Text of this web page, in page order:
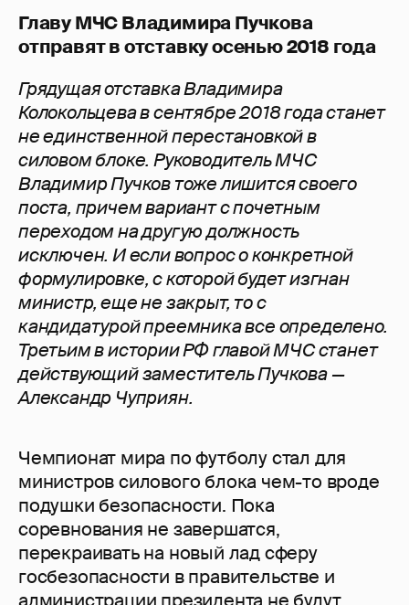
Главу МЧС Владимира Пучкова
отправят в отставку осенью 2018 года
Грядущая отставка Владимира
Колокольцева в сентябре 2018 года станет
не единственной перестановкой в
силовом блоке. Руководитель МЧС
Владимир Пучков тоже лишится своего
поста, причем вариант с почетным
переходом на другую должность
исключен. И если вопрос о конкретной
формулировке, с которой будет изгнан
министр, еще не закрыт, то с
кандидатурой преемника все определено.
Третьим в истории РФ главой МЧС станет
действующий заместитель Пучкова —
Александр Чуприян.
Чемпионат мира по футболу стал для
министров силового блока чем-то вроде
подушки безопасности. Пока
соревнования не завершатся,
перекраивать на новый лад сферу
госбезопасности в правительстве и